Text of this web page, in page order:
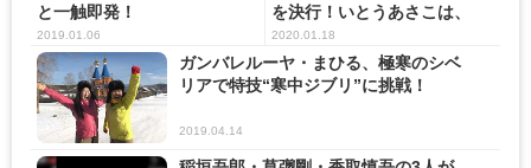
と一触即発！
2019.01.06
を決行！いとうあさこは、
「謎...
2020.01.18
ガンバレルーヤ・まひる、極寒のシベ
リアで特技“寒中ジブリ”に挑戦！
2019.04.14